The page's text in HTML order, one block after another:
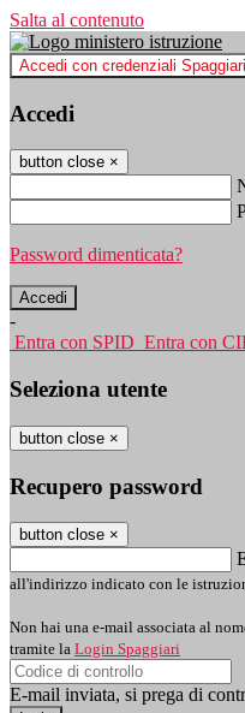
Salta al contenuto
Accedi con credenziali Spaggiari
Accedi
button close ×
Password dimenticata?
-
Entra con SPID Entra con
Seleziona utente
button close ×
Recupero password
button close ×
all'indirizzo indicato con le
Non hai una e-mail associata al
tramite la Login Spaggiari
E-mail inviata, si prega di